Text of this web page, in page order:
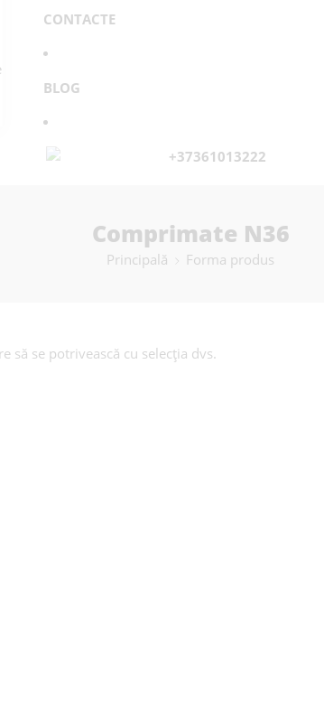
CONTACTE
BLOG
+37361013222
Comprimate N36
Principală Forma produs
să se potrivească cu selecția dvs.